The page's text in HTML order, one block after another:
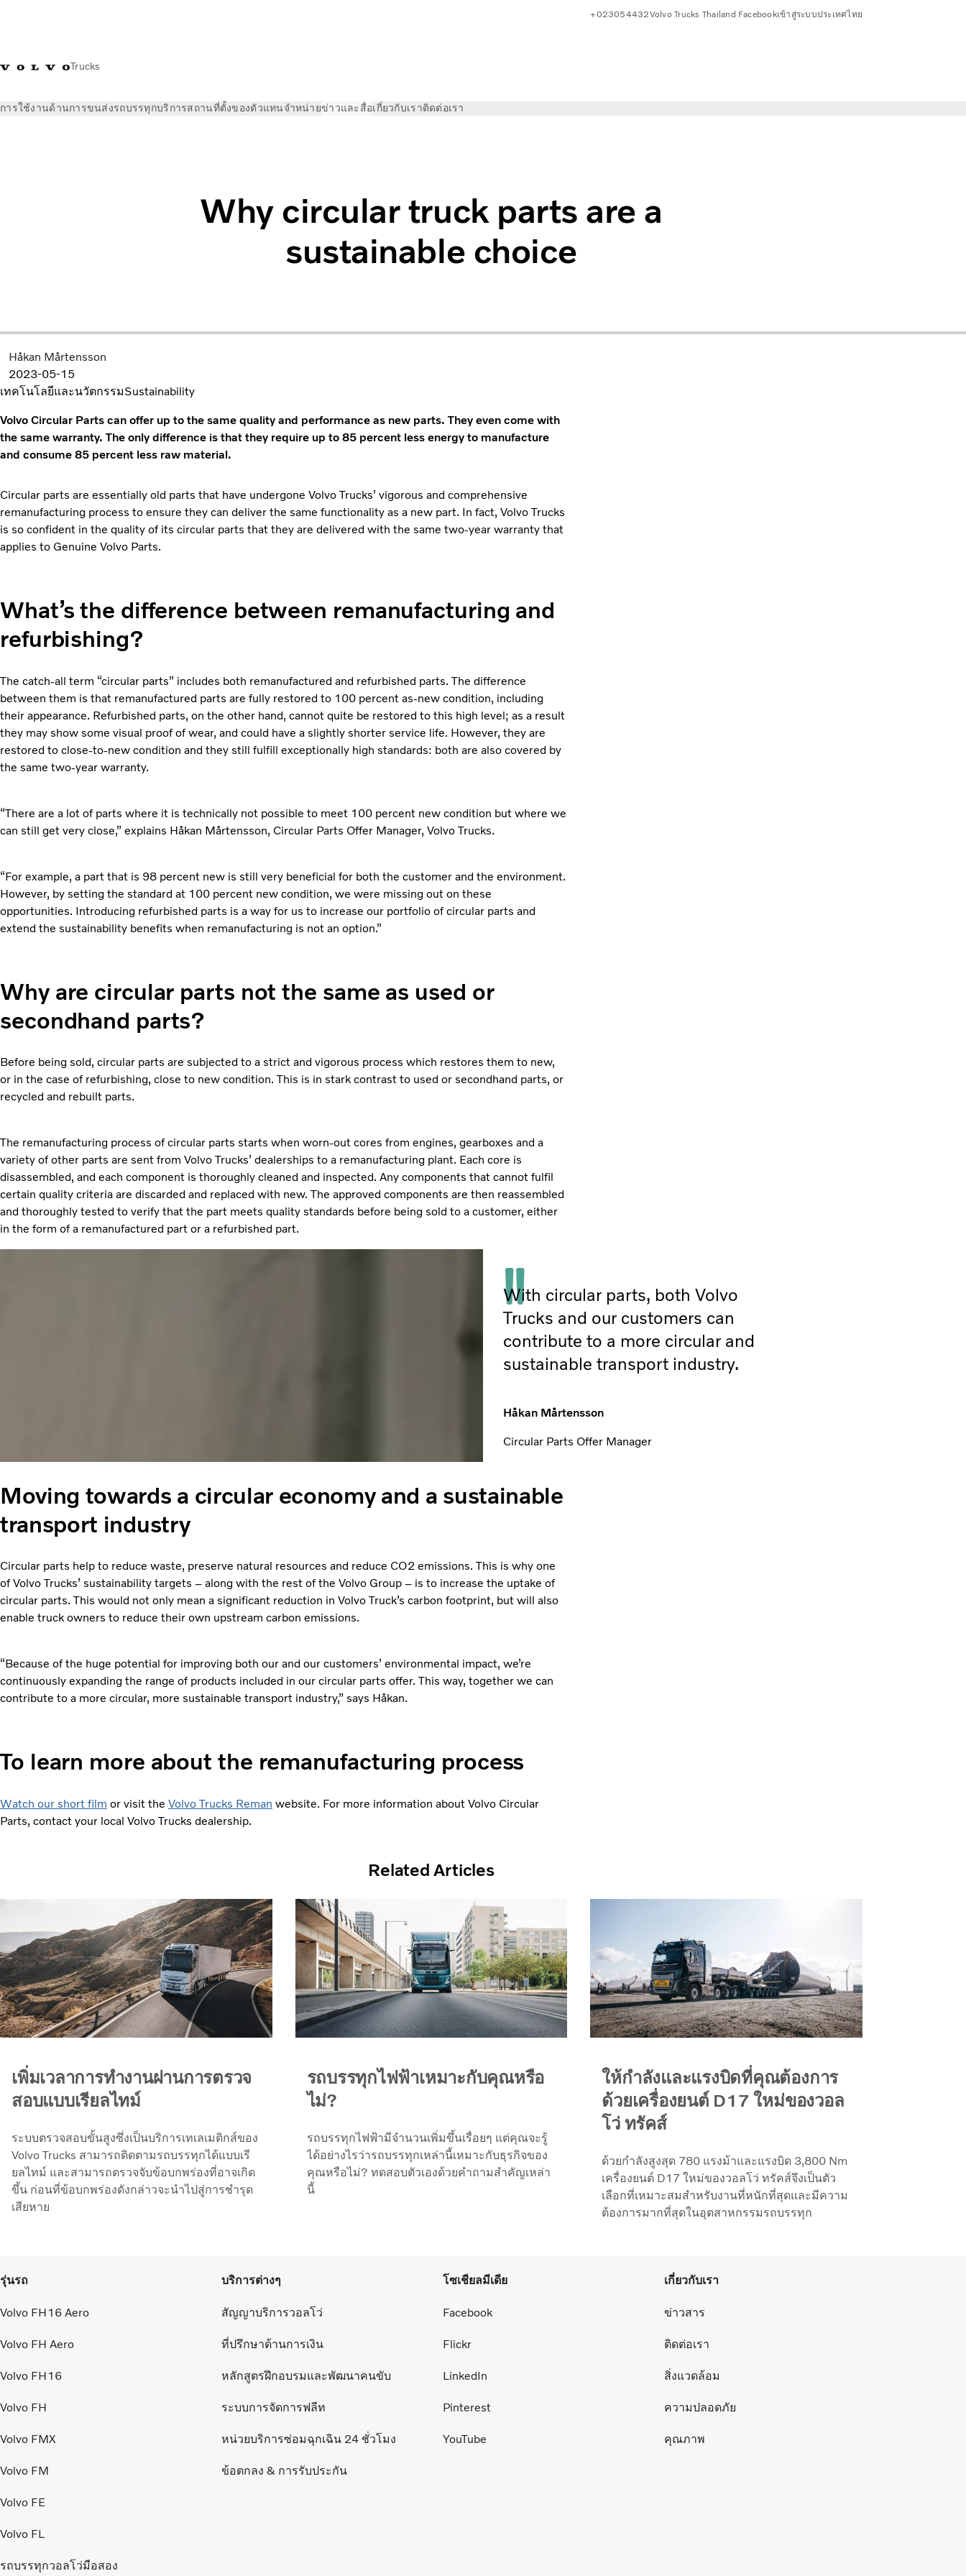
Trucks
+023054432Volvo Trucks Thailand Facebookเข้าสู่ระบบประเทศไทย
การใช้งานด้านการขนส่งรถบรรทุกบริการสถานที่ตั้งของตัวแทนจำหน่ายข่าวและสื่อเกี่ยวกับเราติดต่อเรา
Why circular truck parts are a
sustainable choice
Håkan Mårtensson
2023-05-15
เทคโนโลยีและนวัตกรรมSustainability
Volvo Circular Parts can offer up to the same quality and performance as new parts. They even come with
the same warranty. The only difference is that they require up to 85 percent less energy to manufacture
and consume 85 percent less raw material.
Circular parts are essentially old parts that have undergone Volvo Trucks’ vigorous and comprehensive
remanufacturing process to ensure they can deliver the same functionality as a new part. In fact, Volvo Trucks
is so confident in the quality of its circular parts that they are delivered with the same two-year warranty that
applies to Genuine Volvo Parts.
What’s the difference between remanufacturing and
refurbishing?
The catch-all term “circular parts” includes both remanufactured and refurbished parts. The difference
between them is that remanufactured parts are fully restored to 100 percent as-new condition, including
their appearance. Refurbished parts, on the other hand, cannot quite be restored to this high level; as a result
they may show some visual proof of wear, and could have a slightly shorter service life. However, they are
restored to close-to-new condition and they still fulfill exceptionally high standards: both are also covered by
the same two-year warranty.
“There are a lot of parts where it is technically not possible to meet 100 percent new condition but where we
can still get very close,” explains Håkan Mårtensson, Circular Parts Offer Manager, Volvo Trucks.
“For example, a part that is 98 percent new is still very beneficial for both the customer and the environment.
However, by setting the standard at 100 percent new condition, we were missing out on these
opportunities. Introducing refurbished parts is a way for us to increase our portfolio of circular parts and
extend the sustainability benefits when remanufacturing is not an option.”
Why are circular parts not the same as used or
secondhand parts?
Before being sold, circular parts are subjected to a strict and vigorous process which restores them to new,
or in the case of refurbishing, close to new condition. This is in stark contrast to used or secondhand parts, or
recycled and rebuilt parts.
The remanufacturing process of circular parts starts when worn-out cores from engines, gearboxes and a
variety of other parts are sent from Volvo Trucks’ dealerships to a remanufacturing plant. Each core is
disassembled, and each component is thoroughly cleaned and inspected. Any components that cannot fulfil
certain quality criteria are discarded and replaced with new. The approved components are then reassembled
and thoroughly tested to verify that the part meets quality standards before being sold to a customer, either
in the form of a remanufactured part or a refurbished part.
With circular parts, both Volvo
Trucks and our customers can
contribute to a more circular and
sustainable transport industry.
Håkan Mårtensson
Circular Parts Offer Manager
Moving towards a circular economy and a sustainable
transport industry
Circular parts help to reduce waste, preserve natural resources and reduce CO2 emissions. This is why one
of Volvo Trucks’ sustainability targets – along with the rest of the Volvo Group – is to increase the uptake of
circular parts. This would not only mean a significant reduction in Volvo Truck’s carbon footprint, but will also
enable truck owners to reduce their own upstream carbon emissions.
“Because of the huge potential for improving both our and our customers’ environmental impact, we’re
continuously expanding the range of products included in our circular parts offer. This way, together we can
contribute to a more circular, more sustainable transport industry,” says Håkan.
To learn more about the remanufacturing process
Watch our short film or visit the Volvo Trucks Reman website. For more information about Volvo Circular
Parts, contact your local Volvo Trucks dealership.
Related Articles
เพิ่มเวลาการทำงานผ่านการตรวจ
สอบแบบเรียลไทม์
ระบบตรวจสอบขั้นสูงซึ่งเป็นบริการเทเลเมติกส์ของ
Volvo Trucks สามารถติดตามรถบรรทุกได้แบบเรี
ยลไทม์ และสามารถตรวจจับข้อบกพร่องที่อาจเกิด
ขึ้น ก่อนที่ข้อบกพร่องดังกล่าวจะนำไปสู่การชำรุด
เสียหาย
รถบรรทุกไฟฟ้าเหมาะกับคุณหรือ
ไม่?
รถบรรทุกไฟฟ้ามีจำนวนเพิ่มขึ้นเรื่อยๆ แต่คุณจะรู้
ได้อย่างไรว่ารถบรรทุกเหล่านี้เหมาะกับธุรกิจของ
คุณหรือไม่? ทดสอบตัวเองด้วยคำถามสำคัญเหล่า
นี้
ให้กำลังและแรงบิดที่คุณต้องการ
ด้วยเครื่องยนต์ D17 ใหม่ของวอล
โว่ ทรัคส์
ด้วยกำลังสูงสุด 780 แรงม้าและแรงบิด 3,800 Nm
เครื่องยนต์ D17 ใหม่ของวอลโว่ ทรัคส์จึงเป็นตัว
เลือกที่เหมาะสมสำหรับงานที่หนักที่สุดและมีความ
ต้องการมากที่สุดในอุตสาหกรรมรถบรรทุก
รุ่นรถ
Volvo FH16 Aero
Volvo FH Aero
Volvo FH16
Volvo FH
Volvo FMX
Volvo FM
Volvo FE
Volvo FL
รถบรรทุกวอลโว่มือสอง
บริการต่างๆ
สัญญาบริการวอลโว่
ที่ปรึกษาด้านการเงิน
หลักสูตรฝึกอบรมและพัฒนาคนขับ
ระบบการจัดการฟลีท
หน่วยบริการซ่อมฉุกเฉิน 24 ชั่วโมง
ข้อตกลง & การรับประกัน
โซเชียลมีเดีย
Facebook
Flickr
LinkedIn
Pinterest
YouTube
เกี่ยวกับเรา
ข่าวสาร
ติดต่อเรา
สิ่งแวดล้อม
ความปลอดภัย
คุณภาพ